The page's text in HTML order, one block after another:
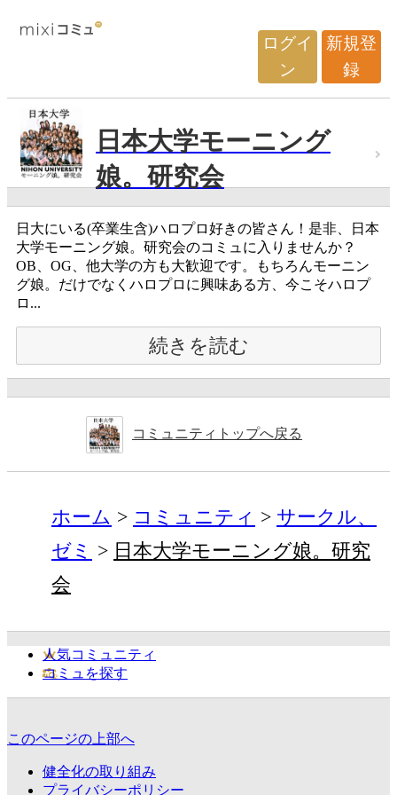
ログイ
ン
新規登
録
日本大学モーニング
娘。研究会
日大にいる(卒業生含)ハロプロ好きの皆さん！是非、日本
大学モーニング娘。研究会のコミュに入りませんか？
OB、OG、他大学の方も大歓迎です。もちろんモーニン
グ娘。だけでなくハロプロに興味ある方、今こそハロプ
ロ...
続きを読む
コミュニティトップへ戻る
ホーム コミュニティ
サークル、
ゼミ
日本大学モーニング娘。研究
会
人気コミュニティ
コミュを探す
このページの上部へ
健全化の取り組み
プライバシーポリシー